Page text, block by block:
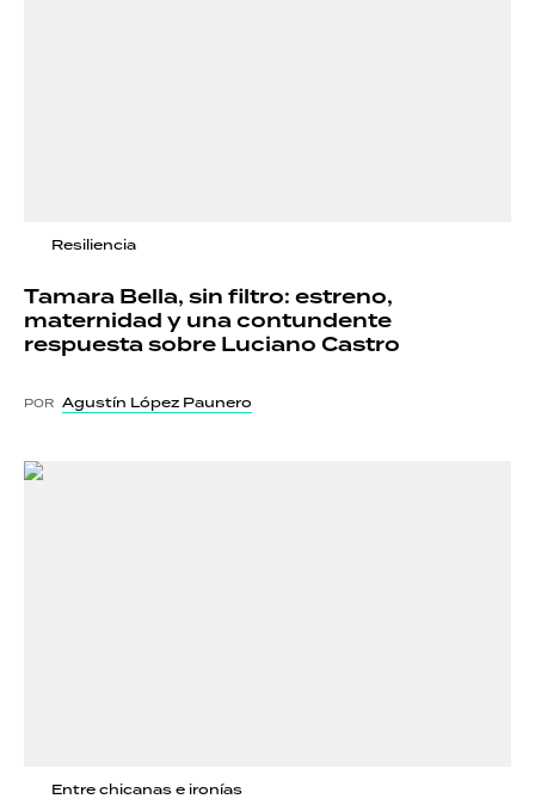
Resiliencia
Tamara Bella, sin filtro: estreno,
maternidad y una contundente
respuesta sobre Luciano Castro
POR Agustín López Paunero
Entre chicanas e ironías